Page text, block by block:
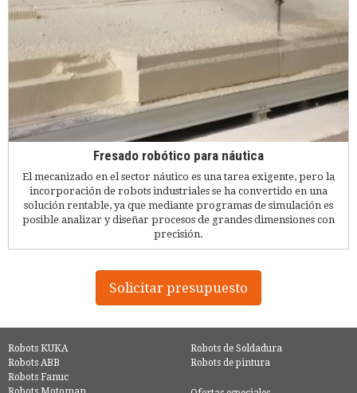
Fresado robótico para náutica
El mecanizado en el sector náutico es una tarea exigente, pero la
incorporación de robots industriales se ha convertido en una
solución rentable, ya que mediante programas de simulación es
posible analizar y diseñar procesos de grandes dimensiones con
precisión.
Solicitar presupuesto
Robots KUKA
Robots ABB
Robots Fanuc
Robots de Soldadura
Robots de pintura